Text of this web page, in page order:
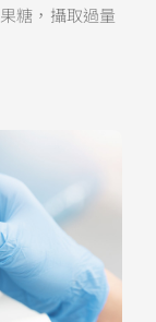
糖，攝取過量